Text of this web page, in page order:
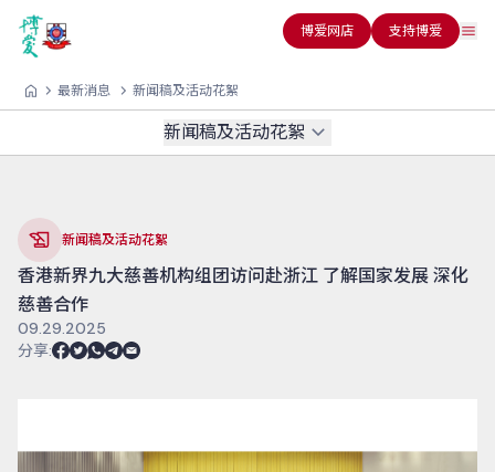
博爱网店 支持博爱
最新消息 新闻稿及活动花絮
新闻稿及活动花絮
新闻稿及活动花絮
香港新界九大慈善机构组团访问赴浙江 了解国家发展 深化
慈善合作
09.29.2025
分享: